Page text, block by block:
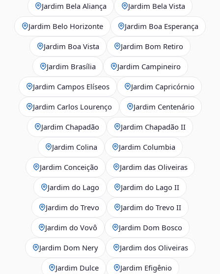
Jardim Bela Aliança Jardim Bela Vista
Jardim Belo Horizonte Jardim Boa Esperança
Jardim Boa Vista Jardim Bom Retiro
Jardim Brasília Jardim Campineiro
Jardim Campos Elíseos Jardim Capricórnio
Jardim Carlos Lourenço Jardim Centenário
Jardim Chapadão Jardim Chapadão II
Jardim Colina Jardim Columbia
Jardim Conceição Jardim das Oliveiras
Jardim do Lago Jardim do Lago II
Jardim do Trevo Jardim do Trevo II
Jardim do Vovô Jardim Dom Bosco
Jardim Dom Nery Jardim dos Oliveiras
Jardim Dulce Jardim Efigênio